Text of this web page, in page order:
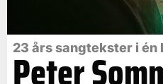
23 års sangtekster i én